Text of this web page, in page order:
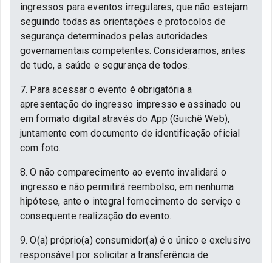
ingressos para eventos irregulares, que não estejam
seguindo todas as orientações e protocolos de
segurança determinados pelas autoridades
governamentais competentes. Consideramos, antes
de tudo, a saúde e segurança de todos.
7. Para acessar o evento é obrigatória a
apresentação do ingresso impresso e assinado ou
em formato digital através do App (Guichê Web),
juntamente com documento de identificação oficial
com foto.
8. O não comparecimento ao evento invalidará o
ingresso e não permitirá reembolso, em nenhuma
hipótese, ante o integral fornecimento do serviço e
consequente realização do evento.
9. O(a) próprio(a) consumidor(a) é o único e exclusivo
responsável por solicitar a transferência de